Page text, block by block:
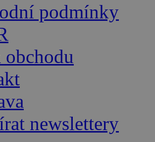
podmínky
obchodu
newslettery